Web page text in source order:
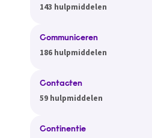
143 hulpmiddelen
Communiceren
186 hulpmiddelen
Contacten
59 hulpmiddelen
Continentie